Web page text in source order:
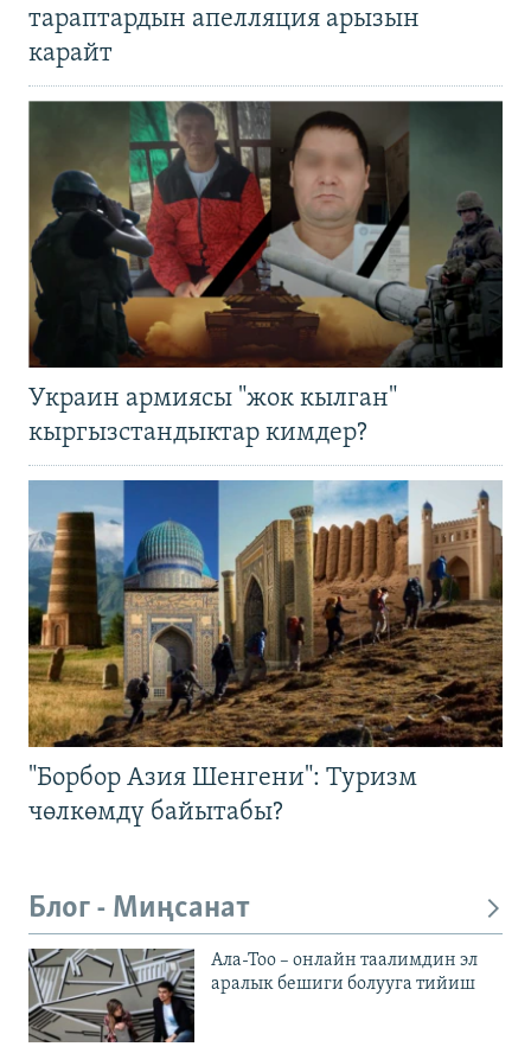
тараптардын апелляция арызын
карайт
Украин армиясы "жок кылган"
кыргызстандыктар кимдер?
"Борбор Азия Шенгени": Туризм
чөлкөмдү байытабы?
Блог - Миңсанат
Ала-Тоо – онлайн таалимдин эл
аралык бешиги болууга тийиш